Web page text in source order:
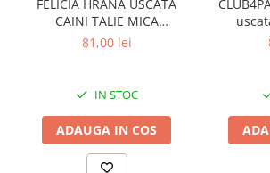
A se pune la dispoziție un bol cu apă
A se păstra în locuri uscate și răcoroase.
FELICIA HRANA USCATA
CAINI TALIE MICA
PREVENTIVE SOMON 3kg
81,00 lei
IN STOC
ADAUGA IN COS